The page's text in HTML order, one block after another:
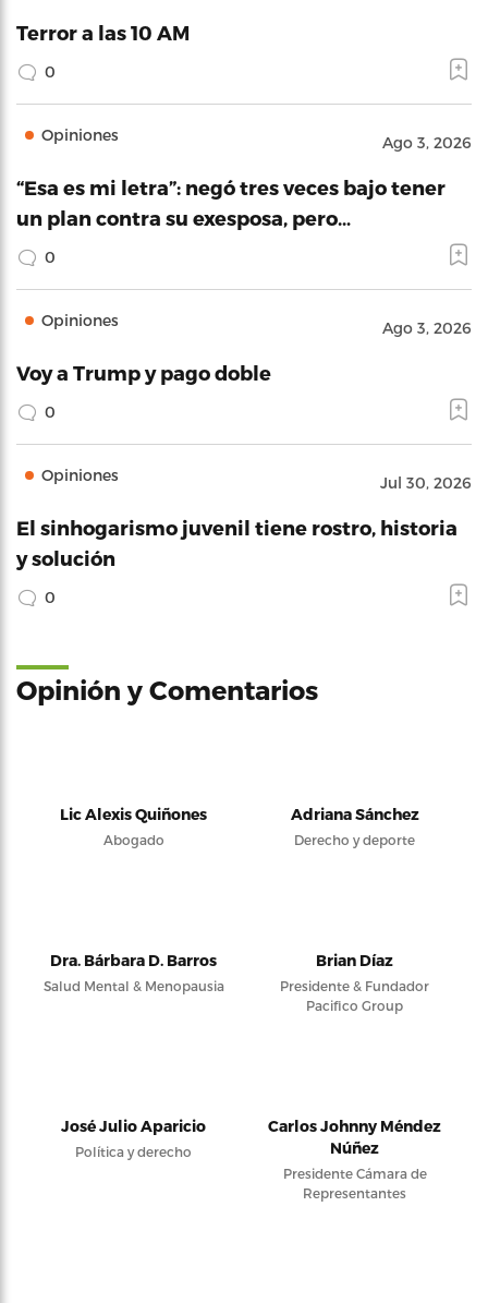
Terror a las 10 AM
0
Opiniones Ago 3, 2026
“Esa es mi letra”: negó tres veces bajo tener
un plan contra su exesposa, pero…
0
Opiniones Ago 3, 2026
Voy a Trump y pago doble
0
Opiniones Jul 30, 2026
El sinhogarismo juvenil tiene rostro, historia
y solución
0
Opinión y Comentarios
Lic Alexis Quiñones
Abogado
Adriana Sánchez
Derecho y deporte
Dra. Bárbara D. Barros
Salud Mental & Menopausia
Brian Díaz
Presidente & Fundador
Pacifico Group
José Julio Aparicio
Política y derecho
Carlos Johnny Méndez
Núñez
Presidente Cámara de
Representantes